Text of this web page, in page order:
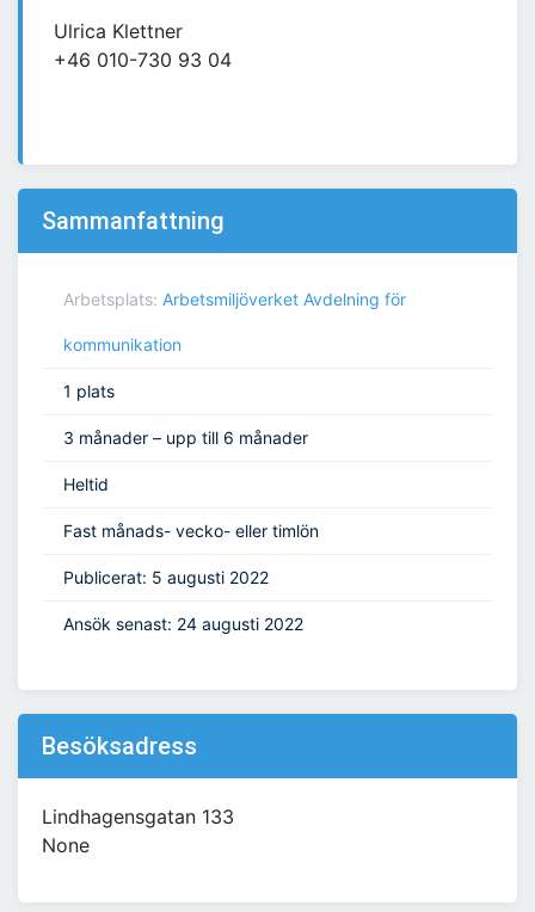
Ulrica Klettner
+46 010-730 93 04
Sammanfattning
Arbetsplats: Arbetsmiljöverket Avdelning för
kommunikation
1 plats
3 månader – upp till 6 månader
Heltid
Fast månads- vecko- eller timlön
Publicerat: 5 augusti 2022
Ansök senast: 24 augusti 2022
Besöksadress
Lindhagensgatan 133
None